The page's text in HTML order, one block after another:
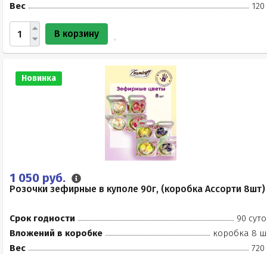
Вес
120
В корзину
Новинка
1 050 руб.
Розочки зефирные в куполе 90г, (коробка Ассорти 8шт)
Срок годности
90
Вложений в коробке
коробка 8
Вес
720